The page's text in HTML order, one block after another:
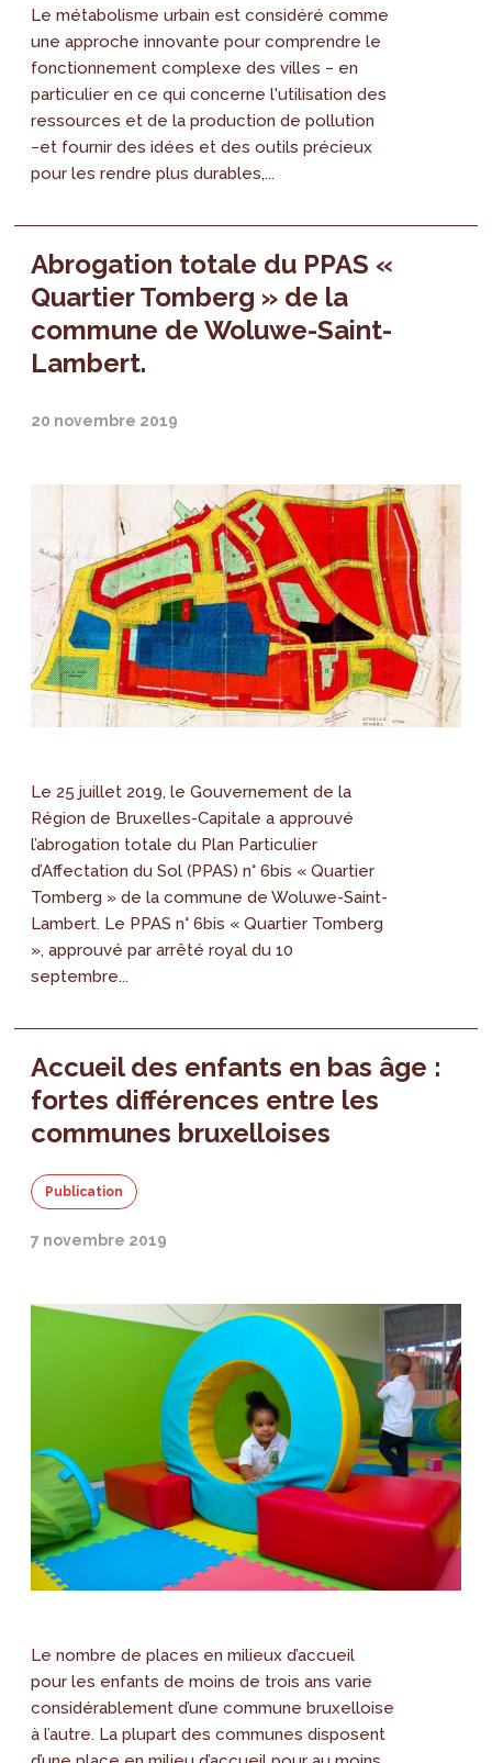
Le métabolisme urbain est considéré comme
une approche innovante pour comprendre le
fonctionnement complexe des villes − en
particulier en ce qui concerne l'utilisation des
ressources et de la production de pollution
−et fournir des idées et des outils précieux
pour les rendre plus durables,...
Abrogation totale du PPAS «
Quartier Tomberg » de la
commune de Woluwe-Saint-
Lambert.
20 novembre 2019
Le 25 juillet 2019, le Gouvernement de la
Région de Bruxelles-Capitale a approuvé
l’abrogation totale du Plan Particulier
d’Affectation du Sol (PPAS) n° 6bis « Quartier
Tomberg » de la commune de Woluwe-Saint-
Lambert. Le PPAS n° 6bis « Quartier Tomberg
», approuvé par arrêté royal du 10
septembre...
Accueil des enfants en bas âge :
fortes différences entre les
communes bruxelloises
Publication
7 novembre 2019
Le nombre de places en milieux d’accueil
pour les enfants de moins de trois ans varie
considérablement d’une commune bruxelloise
à l’autre. La plupart des communes disposent